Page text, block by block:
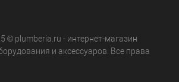
© plumberia.ru - интернет-магазин
и аксессуаров. Все права